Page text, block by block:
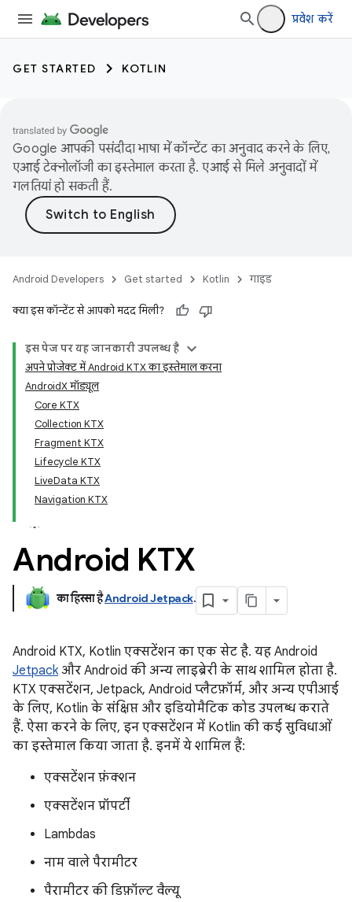
प्रवेश करें
GET STARTED KOTLIN
Google आपकी पसंदीदा भाषा में कॉन्टेंट का अनुवाद करने के लिए,
एआई टेक्नोलॉजी का इस्तेमाल करता है. एआई से मिले अनुवादों में
गलतियां हो सकती हैं.
Android Developers Get started Kotlin गाइड
क्या इस कॉन्टेंट से आपको मदद मिली?
इस पेज पर, यह जानकारी उपलब्ध है
अपने प्रोजेक्ट में Android KTX का इस्तेमाल करना
AndroidX मॉड्यूल
Core KTX
Collection KTX
Fragment KTX
Lifecycle KTX
LiveData KTX
Navigation KTX
Android KTX
का हिस्सा हैAndroid Jetpack.
Android KTX, Kotlin एक्सटेंशन का एक सेट है. यह Android
Jetpackऔर Android की अन्य लाइब्रेरी के साथ शामिल होता है.
KTX एक्सटेंशन, Jetpack, Android प्लैटफ़ॉर्म, और अन्य एपीआई
के लिए, Kotlin के संक्षिप्त और इडियोमैटिक कोड उपलब्ध कराते
हैं. ऐसा करने के लिए, इन एक्सटेंशन में Kotlin की कई सुविधाओं
का इस्तेमाल किया जाता है. इनमें ये शामिल हैं:
एक्सटेंशन फ़ंक्शन
एक्सटेंशन प्रॉपर्टी
Lambdas
नाम वाले पैरामीटर
पैरामीटर की डिफ़ॉल्ट वैल्यू